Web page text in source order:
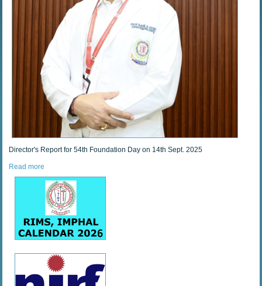
Director's Report for 54th Foundation Day on 14th Sept. 2025
Read more